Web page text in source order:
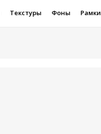
Текстуры Фоны Рамки